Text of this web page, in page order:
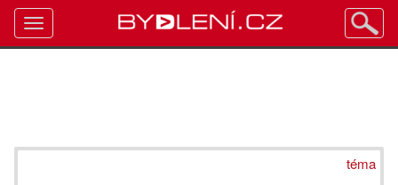
téma
Toggle
navigation